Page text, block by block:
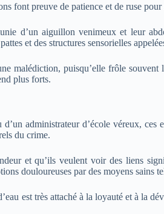
font preuve de patience et de ruse
d’un aiguillon venimeux et leur
et des structures sensorielles
malédiction, puisqu’elle frôle
plus forts.
administrateur d’école véreux,
du crime.
et qu’ils veulent voir des liens
douloureuses par des moyens
est très attaché à la loyauté et à la